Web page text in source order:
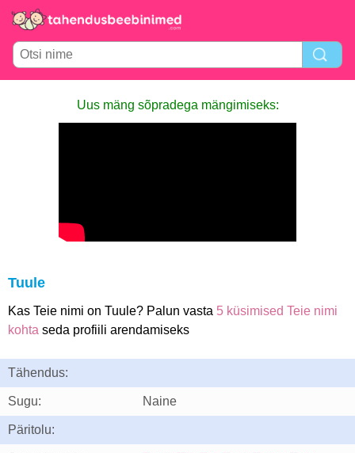
Uus mäng sõpradega mängimiseks:
Tuule
Kas Teie nimi on Tuule? Palun vasta 5 küsimised Teie nimi
kohta seda profiili arendamiseks
Tähendus:
Sugu: Naine
Päritolu: